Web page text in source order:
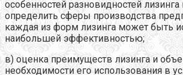
особенностей разновидностей лизинга
определить сферы производства
каждая из форм лизинга может быть
наибольшей эффективностью;
в) оценка преимуществ лизинга и
необходимости его использования в